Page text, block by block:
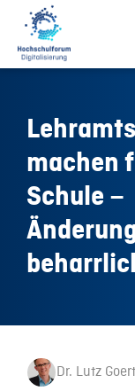
machen
Schule –
Dr. Lutz